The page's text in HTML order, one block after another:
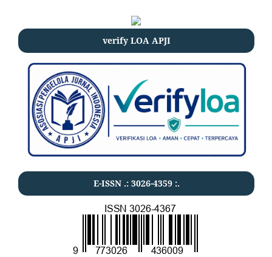
verify LOA APJI
E-ISSN .: 3026-4359:.